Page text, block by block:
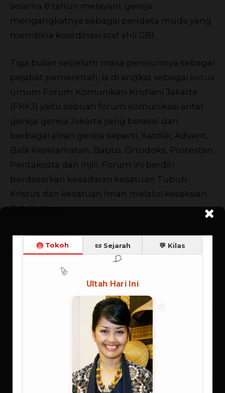
selama 8 tahun melayani, gereja
mengangkatnya sebagai pendeta muda yang
membina koordinasi staf ahli GBI.
Tiga bulan sebelum masa pensiunnya sebagai
pejabat pemerintah, ia di angkat sebagai ketua
umum Forum Komunikasi Kristiani Jakarta
(FKKJ) yaitu sebuah forum komunikasi antar
gereja-gereja Jakarta yang berasal dari
berbagai aliran gereja seperti, Katolik, Advent,
Bala Keselamatan, Baptis, Ortodoks, Protestan,
Pentakosta dan Injili. Forum ini berdiri
berdasarkan kesadaran kesatuan Tubuh
Kristus dan kesatuan Iman melalui kesaksian
Roh Kudus.
Pada tahun 2000 lalu, ia diangkat sebagai
pendeta oleh sinode GBI selaku anggota
Badan pembinaan Rohani Sinode dan sebagai
wakil ketua umum Asosiasi Yayasan untuk
Bangsa (AYUB). Dan yang paling mengejutkan,
di usianya yang ke-62 ia masih menyempatkan
kuliah bidang teologia di Institut Filsafat
Teologia dan Kepemimpinan Jafrray (IFTKJ)
serta kuliah di Universitas Terbuka bersama
isterinya. “Secara ekonomi dan karir gelar tidak
ada artinya, tetapi dapat memberikan motivasi